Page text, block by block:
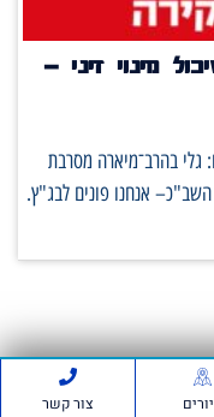
מינוי זיני –
גלי בהרב־מיארה מסרבת
אנחנו פונים לבג"ץ.
צור קשר